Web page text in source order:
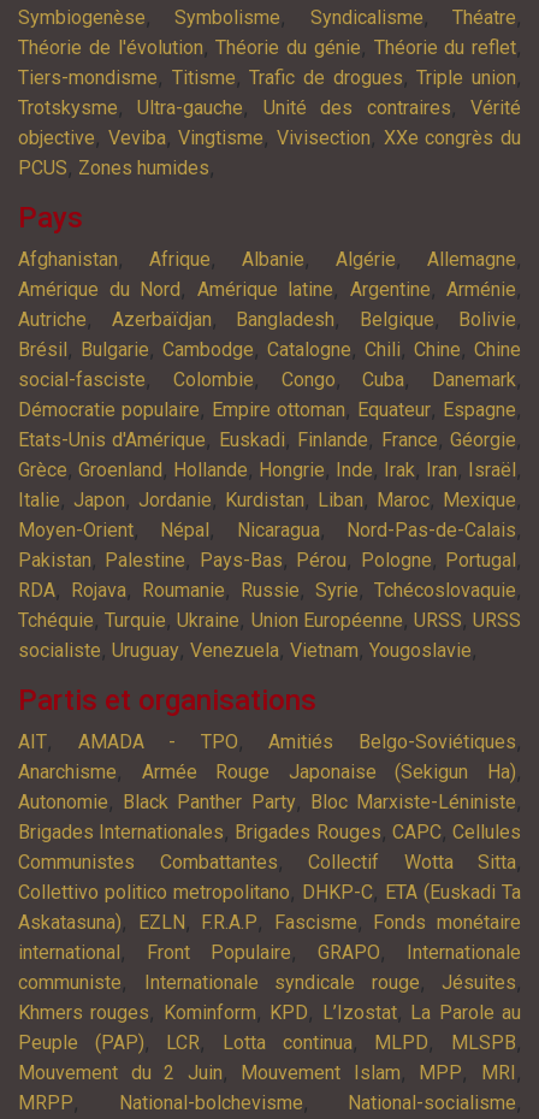
Symbiogenèse,Symbolisme, Syndicalisme,Théatre,
Théorie de l'évolution,Théorie du génie, Théorie du reflet,
Tiers-mondisme, Titisme,Trafic de drogues,Triple union,
Trotskysme,Ultra-gauche, Unité des contraires,Vérité
objective, Veviba,Vingtisme,Vivisection, XXe congrès du
PCUS, Zones humides,
Pays
Afghanistan, Afrique, Albanie, Algérie, Allemagne,
Amérique du Nord , Amérique latine, Argentine, Arménie,
Autriche, Azerbaïdjan, Bangladesh, Belgique, Bolivie,
Brésil , Bulgarie, Cambodge, Catalogne, Chili, Chine, Chine
social-fasciste, Colombie, Congo,Cuba, Danemark,
Démocratie populaire, Empire ottoman, Equateur, Espagne,
Etats-Unis d'Amérique, Euskadi, Finlande, France,Géorgie,
Grèce, Groenland , Hollande, Hongrie, Inde, Irak, Iran, Israël ,
Italie, Japon, Jordanie, Kurdistan, Liban, Maroc, Mexique,
Moyen-Orient, Népal , Nicaragua, Nord-Pas-de-Calais,
Pakistan, Palestine, Pays-Bas, Pérou, Pologne, Portugal ,
RDA, Rojava, Roumanie, Russie, Syrie, Tchécoslovaquie,
Tchéquie,Turquie,Ukraine, Union Européenne, URSS,URSS
socialiste, Uruguay, Venezuela, Vietnam, Yougoslavie,
Partis et organisations
AIT, AMADA - TPO,Amitiés Belgo-Soviétiques,
Anarchisme, Armée Rouge Japonaise (Sekigun Ha),
Autonomie, Black Panther Party, Bloc Marxiste-Léniniste,
Brigades Internationales, Brigades Rouges, CAPC,Cellules
Communistes Combattantes, Collectif Wotta Sitta,
Collettivo politico metropolitano, DHKP-C, ETA (Euskadi Ta
Askatasuna), EZLN , F.R.A.P, Fascisme,
Fonds monétaire
international , Front Populaire, GRAPO,
Internationale
communiste, Internationale syndicale rouge, Jésuites,
Khmers rouges, Kominform, KPD, L’Izostat, La Parole au
Peuple (PAP), LCR, Lotta continua, MLPD, MLSPB,
Mouvement du 2 Juin, Mouvement Islam, MPP, MRI ,
MRPP, National-bolchevisme, National-socialisme,